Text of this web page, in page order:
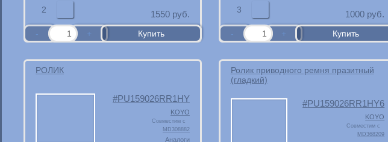
2 1550руб. 3 1000 руб.
РОЛИК
PU159026RR1HY
KOYO
Совместим с
MD308882
Аналоги
Ролик приводного ремня празитный
(гладкий)
PU159026RR1HY6
KOYO
Совместим с
MD368209